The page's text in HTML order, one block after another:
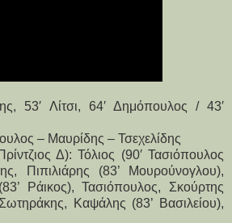
53′ Λίτσι, 64′ Δημόπουλος / 43′
– Μαυρίδης – Τσεχελίδης
Δ): Τόλιος (90′ Τασιόπουλος
Πιπιλιάρης (83’ Μουρούνογλου),
Ράικος), Τασιόπουλος, Σκούρτης
Καψάλης (83’ Βασιλείου),